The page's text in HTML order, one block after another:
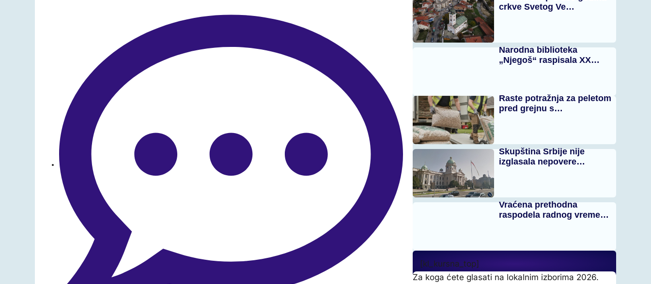
crkve Svetog Ve…
Narodna biblioteka
„Njegoš“ raspisala XX…
Raste potražnja za peletom
pred grejnu s…
Skupština Srbije nije
izglasala nepovere…
Vraćena prethodna
raspodela radnog vreme…
[kl_kursna_top]
Za koga ćete glasati na lokalnim izborima 2026.